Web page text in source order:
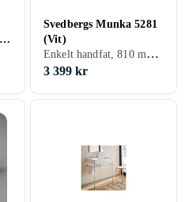
Svedbergs Munka 5281
(Vit)
Enkelt handfat, 810 mm, Vit
3 399 kr